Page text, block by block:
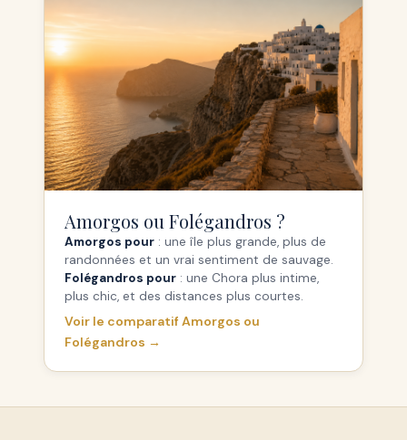
Amorgos ou Folégandros ?
Amorgos pour : une île plus grande, plus de
randonnées et un vrai sentiment de sauvage.
Folégandros pour : une Chora plus intime,
plus chic, et des distances plus courtes.
Voir le comparatif Amorgos ou
Folégandros →